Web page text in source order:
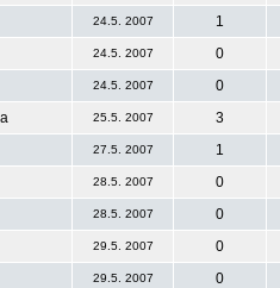
24.5. 2007
1
24.5. 2007
0
24.5. 2007
0
25.5. 2007
3
27.5. 2007
1
28.5. 2007
0
28.5. 2007
0
29.5. 2007
0
29.5. 2007
0